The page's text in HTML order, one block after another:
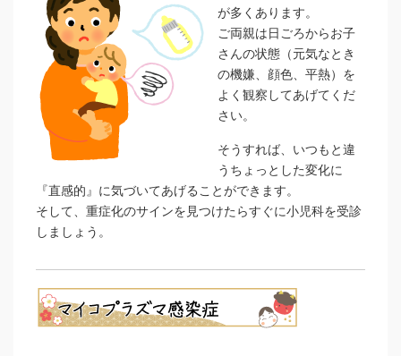
が多くあります。
ご両親は日ごろからお子
さんの状態（元気なとき
の機嫌、顔色、平熱）を
よく観察してあげてくだ
さい。
そうすれば、いつもと違
うちょっとした変化に
『直感的』に気づいてあげることができます。
そして、重症化のサインを見つけたらすぐに小児科を受診
しましょう。